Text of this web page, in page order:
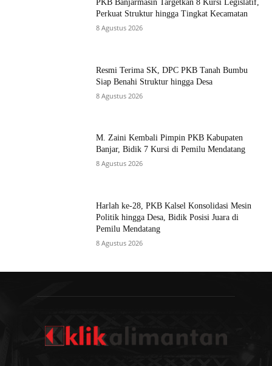
PKB Banjarmasin Targetkan 8 Kursi Legislatif,
Perkuat Struktur hingga Tingkat Kecamatan
8 Agustus 2026
Resmi Terima SK, DPC PKB Tanah Bumbu
Siap Benahi Struktur hingga Desa
8 Agustus 2026
M. Zaini Kembali Pimpin PKB Kabupaten
Banjar, Bidik 7 Kursi di Pemilu Mendatang
8 Agustus 2026
Harlah ke-28, PKB Kalsel Konsolidasi Mesin
Politik hingga Desa, Bidik Posisi Juara di
Pemilu Mendatang
8 Agustus 2026